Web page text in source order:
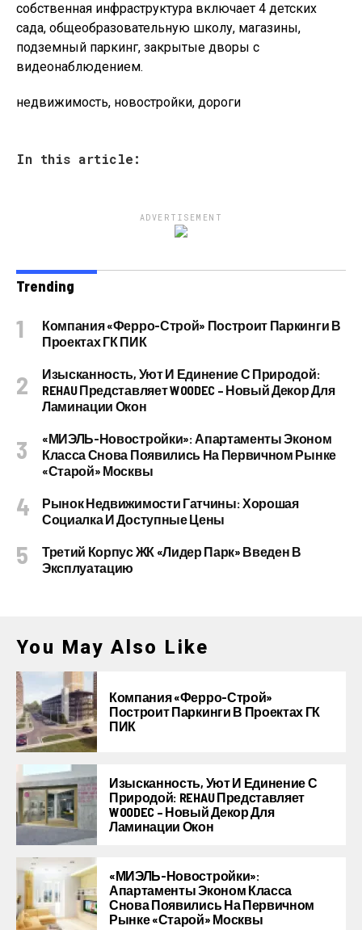
собственная инфраструктура включает 4 детских
сада, общеобразовательную школу, магазины,
подземный паркинг, закрытые дворы с
видеонаблюдением.
недвижимость, новостройки, дороги
In this article:
ADVERTISEMENT
Trending
Компания «Ферро-Строй» Построит Паркинги В
Проектах ГК ПИК
Изысканность, Уют И Единение С Природой:
REHAU Представляет WOODEC – Новый Декор Для
Ламинации Окон
«МИЭЛЬ-Новостройки»: Апартаменты Эконом
Класса Снова Появились На Первичном Рынке
«старой» Москвы
Рынок Недвижимости Гатчины: Хорошая
Социалка И Доступные Цены
Третий Корпус ЖК «Лидер Парк» Введен В
Эксплуатацию
You May Also Like
Компания «Ферро-Строй»
Построит Паркинги В Проектах ГК
ПИК
Изысканность, Уют И Единение С
Природой: REHAU Представляет
WOODEC – Новый Декор Для
Ламинации Окон
«МИЭЛЬ-Новостройки»:
Апартаменты Эконом Класса
Снова Появились На Первичном
Рынке «старой» Москвы